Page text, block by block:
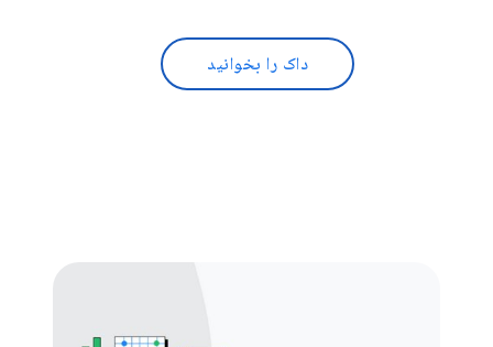
داک را بخوانید